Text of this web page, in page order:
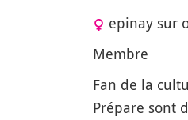
epinay sur
Membre
Fan de la
Prépare sont